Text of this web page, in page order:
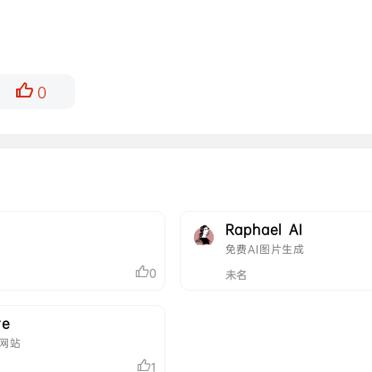
0
0
Raphael AI
免费AI图片生成
未名
站
1